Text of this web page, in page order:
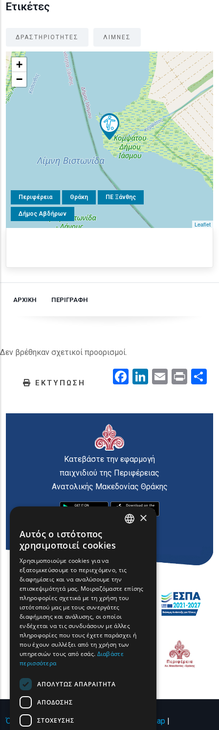
Ετικέτες
ΔΡΑΣΤΗΡΙΟΤΗΤΕΣ ΛΙΜΝΕΣ
Περιφέρεια Θράκη ΠΕ Ξάνθης
Δήμος Αβδήρων
+
−
Leaflet
ΑΡΧΙΚΗ ΠΕΡΙΓΡΑΦΗ
Δεν βρέθηκαν σχετικοί προορισμοί.
ΕΚΤΥΠΩΣΗ Facebook
LinkedIn
EmailPrint
Κατεβάστε την εφαρμογή
παιχνιδιού της Περιφέρειας
Ανατολικής Μακεδονίας Θράκης
Όροι χρήσης | Πολιτική Απορρήτου Sitemap |
FRENCH
BULGARIAN
ROMANIAN
TURKISH
×
Αυτός ο ιστότοπος
χρησιμοποιεί cookies
Χρησιμοποιούμε cookies για να
εξατομικεύσουμε το περιεχόμενο, τις
διαφημίσεις και να αναλύσουμε την
επισκεψιμότητά μας. Μοιραζόμαστε επίσης
πληροφορίες σχετικά με τη χρήση του
ιστότοπού μας με τους συνεργάτες
διαφήμισης και ανάλυσης, οι οποίοι
ενδέχεται να τις συνδυάσουν με άλλες
πληροφορίες που τους έχετε παράσχει ή
που έχουν συλλέξει από τη χρήση των
υπηρεσιών τους από εσάς. Διαβάστε
περισσότερα
ΑΠΟΛΎΤΩΣ ΑΠΑΡΑΊΤΗΤΑ
ΑΠΌΔΟΣΗΣ
ΣΤΌΧΕΥΣΗΣ